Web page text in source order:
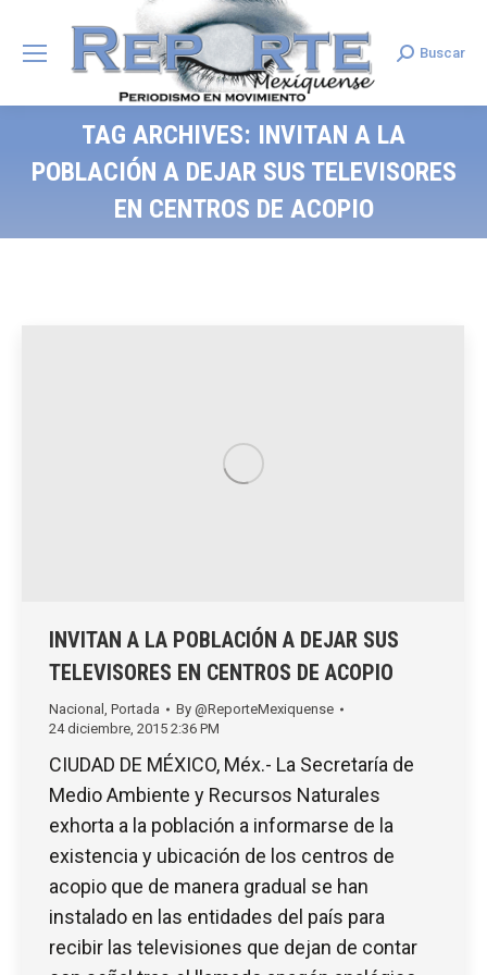
Search:
Buscar
TAG ARCHIVES: INVITAN A LA
POBLACIÓN A DEJAR SUS TELEVISORES
EN CENTROS DE ACOPIO
INVITAN A LA POBLACIÓN A DEJAR SUS
TELEVISORES EN CENTROS DE ACOPIO
Nacional , Portada By @ReporteMexiquense
24 diciembre, 2015 2:36 PM
CIUDAD DE MÉXICO, Méx.- La Secretaría de
Medio Ambiente y Recursos Naturales
exhorta a la población a informarse de la
existencia y ubicación de los centros de
acopio que de manera gradual se han
instalado en las entidades del país para
recibir las televisiones que dejan de contar